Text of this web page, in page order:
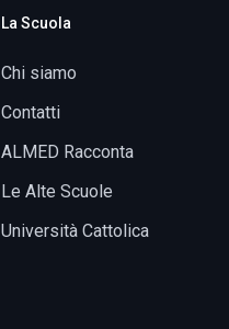
La Scuola
Chi siamo
Contatti
ALMED Racconta
Le Alte Scuole
Università Cattolica